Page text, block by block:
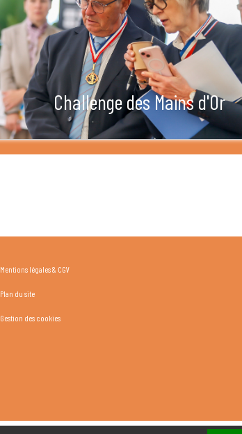
Challenge des Mains d'Or
Mentions légales & CGV
Plan du site
Gestion des cookies